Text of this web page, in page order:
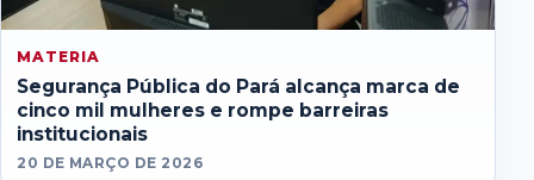
MATERIA
Segurança Pública do Pará alcança marca de
cinco mil mulheres e rompe barreiras
institucionais
20 DE MARÇO DE 2026